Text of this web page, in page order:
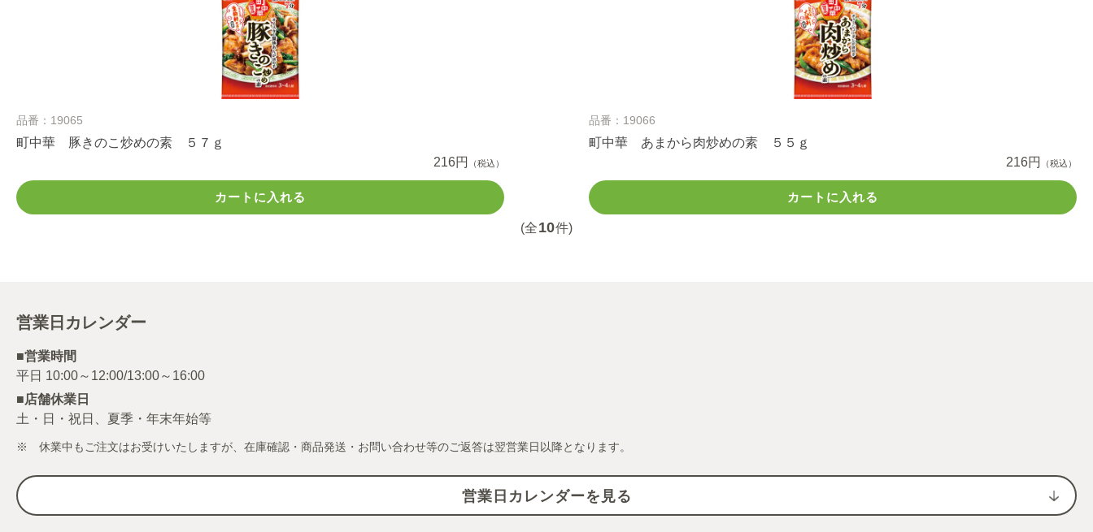
品番：19065
町中華 豚きのこ炒めの素 ５７ｇ
216円
（税込）
カートに入れる
品番：19066
町中華 あまから肉炒めの素 ５５ｇ
216円
（税込）
カートに入れる
(全10件)
営業日カレンダー
■営業時間
■店舗休業日
土・日・祝日、夏季・年末年始等
※ 休業中もご注文はお受けいたしますが、在庫確認・商品発送・お問い合わせ等のご返答は翌営業日以降となります。
営業日カレンダーを見る